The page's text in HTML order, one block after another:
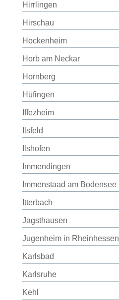
Hirrlingen
Hirschau
Hockenheim
Horb am Neckar
Hornberg
Hüfingen
Iffezheim
Ilsfeld
Ilshofen
Immendingen
Immenstaad am Bodensee
Itterbach
Jagsthausen
Jugenheim in Rheinhessen
Karlsbad
Karlsruhe
Kehl